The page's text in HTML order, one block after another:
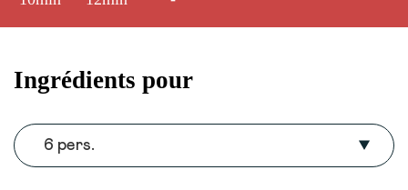
Ingrédients pour
6 pers.